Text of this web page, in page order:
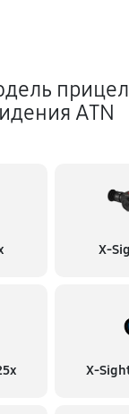
ATN
X-
X-